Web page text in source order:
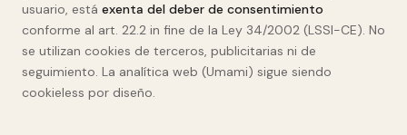
usuario, está exenta del deber de consentimiento
conforme al art. 22.2 in fine de la Ley 34/2002 (LSSI-CE). No
se utilizan cookies de terceros, publicitarias ni de
seguimiento. La analítica web (Umami) sigue siendo
cookieless por diseño.